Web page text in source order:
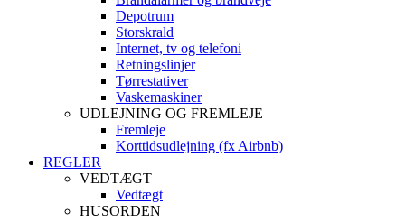
Depotrum
Storskrald
Internet, tv og telefoni
Retningslinjer
Tørrestativer
Vaskemaskiner
UDLEJNING OG FREMLEJE
Fremleje
Korttidsudlejning (fx Airbnb)
REGLER
VEDTÆGT
Vedtægt
HUSORDEN